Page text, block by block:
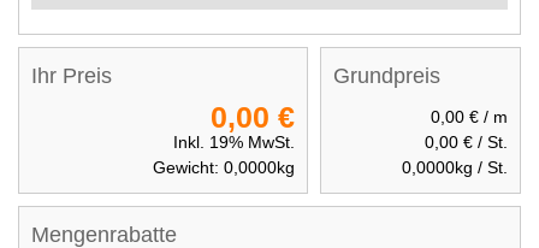
Mengenrabatte
Grundpreis
0,00 €/ m
0,00 €/ St.
0,0000kg / St.
Ihr Preis
0,00 €
Inkl. 19% MwSt.
Gewicht: 0,0000kg